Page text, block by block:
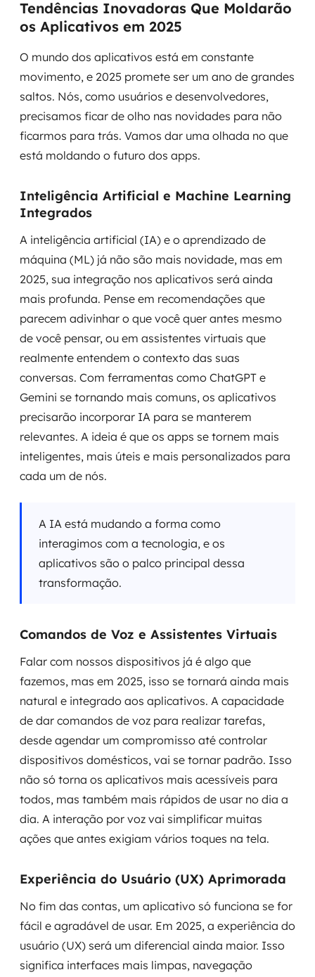
Tendências Inovadoras Que Moldarão
os Aplicativos em 2025
O mundo dos aplicativos está em constante
movimento, e 2025 promete ser um ano de grandes
saltos. Nós, como usuários e desenvolvedores,
precisamos ficar de olho nas novidades para não
ficarmos para trás. Vamos dar uma olhada no que
está moldando o futuro dos apps.
Inteligência Artificial e Machine Learning
Integrados
A inteligência artificial (IA) e o aprendizado de
máquina (ML) já não são mais novidade, mas em
2025, sua integração nos aplicativos será ainda
mais profunda. Pense em recomendações que
parecem adivinhar o que você quer antes mesmo
de você pensar, ou em assistentes virtuais que
realmente entendem o contexto das suas
conversas. Com ferramentas como ChatGPT e
Gemini se tornando mais comuns, os aplicativos
precisarão incorporar IA para se manterem
relevantes. A ideia é que os apps se tornem mais
inteligentes, mais úteis e mais personalizados para
cada um de nós.
A IA está mudando a forma como
interagimos com a tecnologia, e os
aplicativos são o palco principal dessa
transformação.
Comandos de Voz e Assistentes Virtuais
Falar com nossos dispositivos já é algo que
fazemos, mas em 2025, isso se tornará ainda mais
natural e integrado aos aplicativos. A capacidade
de dar comandos de voz para realizar tarefas,
desde agendar um compromisso até controlar
dispositivos domésticos, vai se tornar padrão. Isso
não só torna os aplicativos mais acessíveis para
todos, mas também mais rápidos de usar no dia a
dia. A interação por voz vai simplificar muitas
ações que antes exigiam vários toques na tela.
Experiência do Usuário (UX) Aprimorada
No fim das contas, um aplicativo só funciona se for
fácil e agradável de usar. Em 2025, a experiência do
usuário (UX) será um diferencial ainda maior. Isso
significa interfaces mais limpas, navegação